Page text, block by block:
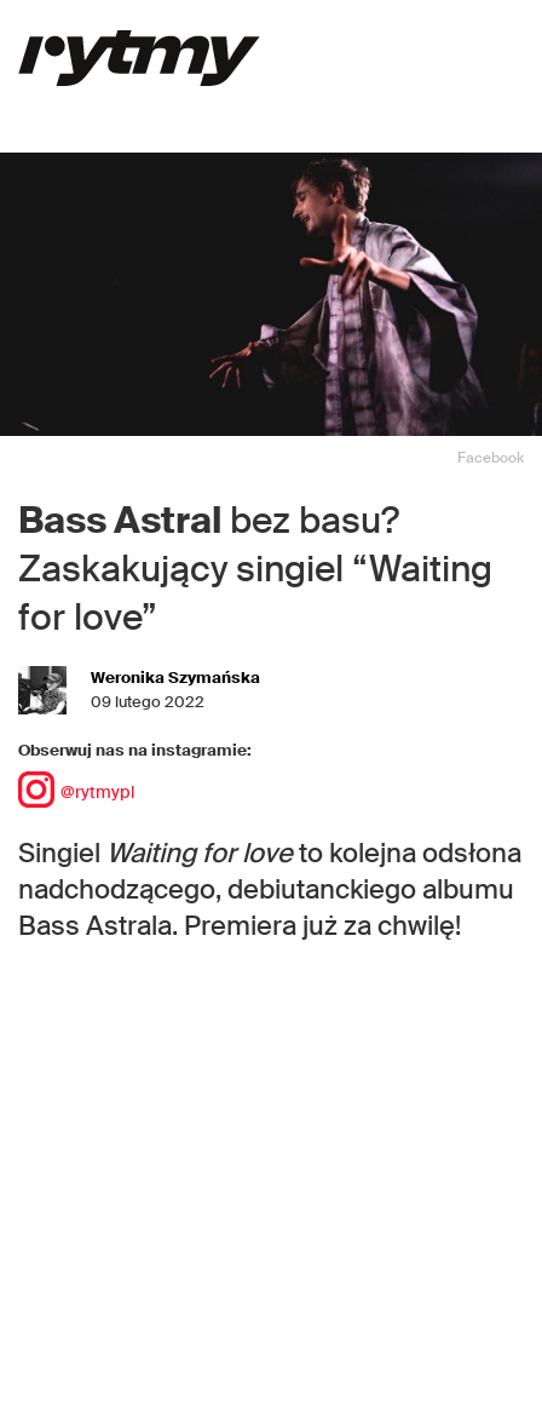
Facebook
Bass Astral bez basu?
Zaskakujący singiel “Waiting
for love”
Weronika Szymańska
09 lutego 2022
Obserwuj nas na instagramie:
@rytmypl
Singiel Waiting for loveto kolejna odsłona
nadchodzącego, debiutanckiego albumu
Bass Astrala. Premiera już za chwilę!